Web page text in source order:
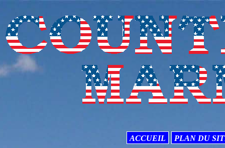
ACCUEIL PLAN DU